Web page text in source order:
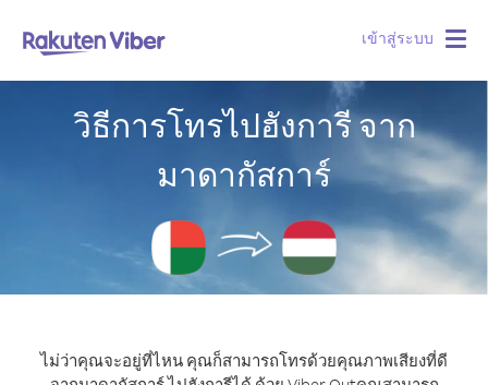
เข้าสู่ระบบ
วิธีการโทรไปฮังการี จาก
มาดากัสการ์
ไม่ว่าคุณจะอยู่ที่ไหน คุณก็สามารถโทรด้วยคุณภาพเสียงที่ดี